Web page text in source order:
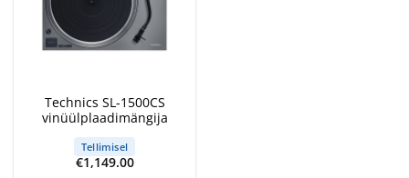
Technics SL-1500CS
vinüülplaadimängija
Tellimisel
€1,149.00